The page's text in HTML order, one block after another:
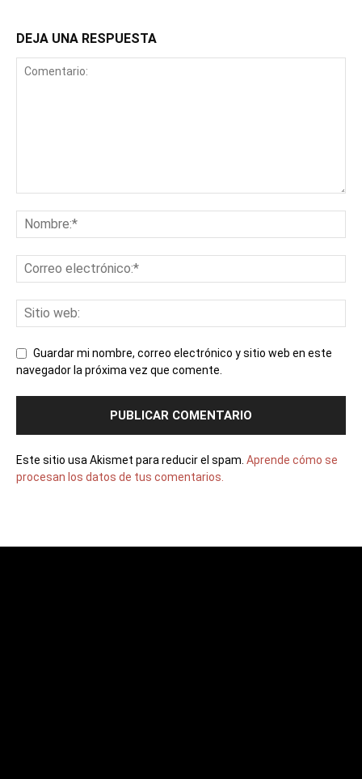
DEJA UNA RESPUESTA
Guardar mi nombre, correo electrónico y sitio web en este
navegador la próxima vez que comente.
Este sitio usa Akismet para reducir el spam. Aprende cómo se
procesan los datos de tus comentarios.